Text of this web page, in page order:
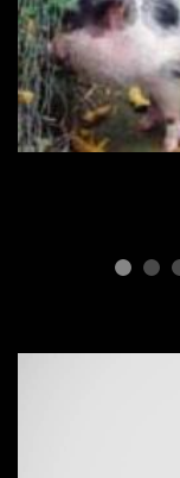
ПОРОДЫ
Мини пиги